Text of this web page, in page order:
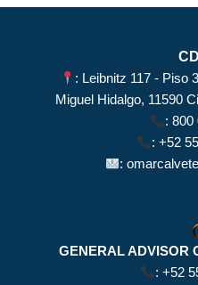
: Leibnitz 117 - Piso
Miguel Hidalgo, 11590
: 800
: +52
:
GENERAL ADVISOR
: +52